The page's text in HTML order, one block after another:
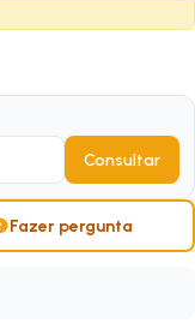
Consultar
Fazer pergunta